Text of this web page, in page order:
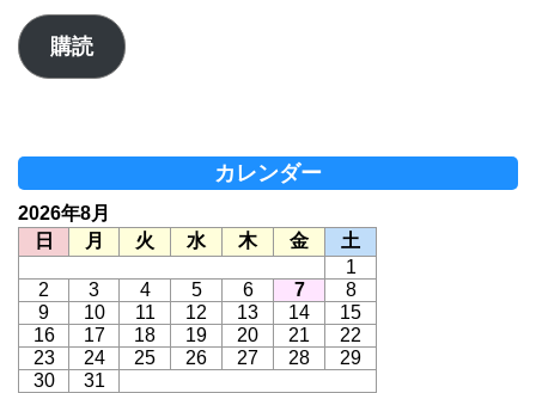
ア
ド
購読
カレンダー
2026年8月
日
月 火 水 木 金
土
1
2
3 4 5 6 7
8
9
10 11 12 13 14
15
16
17 18 19 20 21
22
23
24 25 26 27 28
29
30
31